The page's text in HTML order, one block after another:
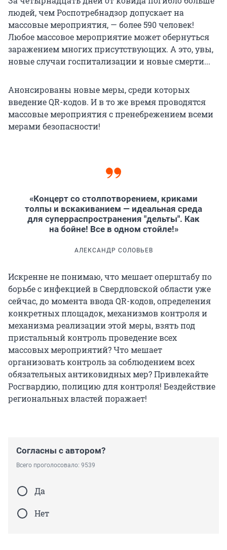
людей, чем Роспотребнадзор допускает на
массовые мероприятия, — более 590 человек!
Любое массовое мероприятие может обернуться
заражением многих присутствующих. А это, увы,
новые случаи госпитализации и новые смерти...
Анонсированы новые меры, среди которых
введение QR-кодов. И в то же время проводятся
массовые мероприятия с пренебрежением всеми
мерами безопасности!
«Концерт со столпотворением, криками
толпы и вскакиванием — идеальная среда
для суперраспространения "дельты". Как
на бойне! Все в одном стойле!»
АЛЕКСАНДР СОЛОВЬЕВ
Искренне не понимаю, что мешает оперштабу по
борьбе с инфекцией в Свердловской области уже
сейчас, до момента ввода QR-кодов, определения
конкретных площадок, механизмов контроля и
механизма реализации этой меры, взять под
пристальный контроль проведение всех
массовых мероприятий? Что мешает
организовать контроль за соблюдением всех
обязательных антиковидных мер? Привлекайте
Росгвардию, полицию для контроля! Бездействие
региональных властей поражает!
Согласны с автором?
Всего проголосовало: 9539
Да
Нет